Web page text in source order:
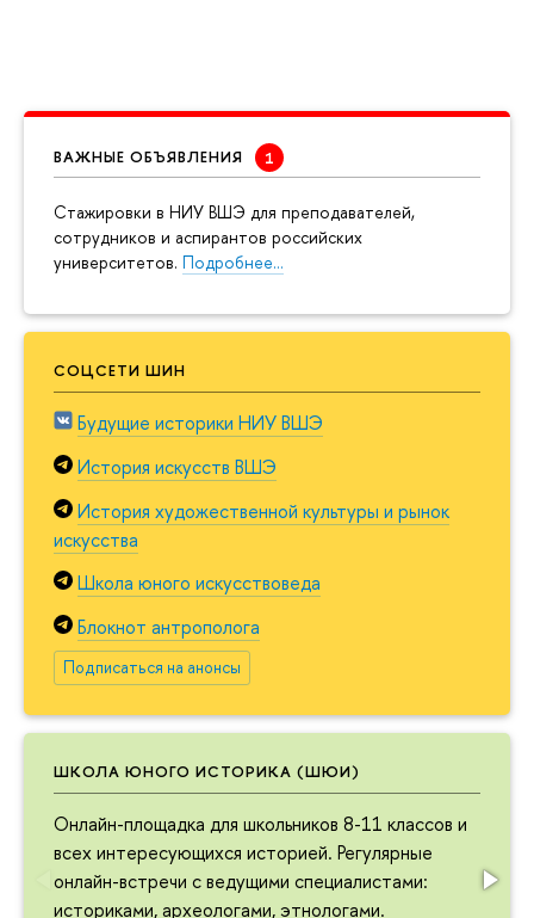
ВАЖНЫЕ ОБЪЯВЛЕНИЯ
Cтажировки в НИУ ВШЭ для преподавателей,
сотрудников и аспирантов российских
университетов. Подробнее…
СОЦСЕТИ ШИН
Будущие историки НИУ ВШЭ
История искусств ВШЭ
История художественной культуры и рынок
искусства
Школа юного искусствоведа
Блокнот антрополога
Подписаться на анонсы
ШКОЛА ЮНОГО ИСТОРИКА (ШЮИ)
Онлайн-площадка для школьников 8-11 классов и
всех интересующихся историей. Регулярные
онлайн-встречи с ведущими специалистами:
историками, археологами, этнологами.